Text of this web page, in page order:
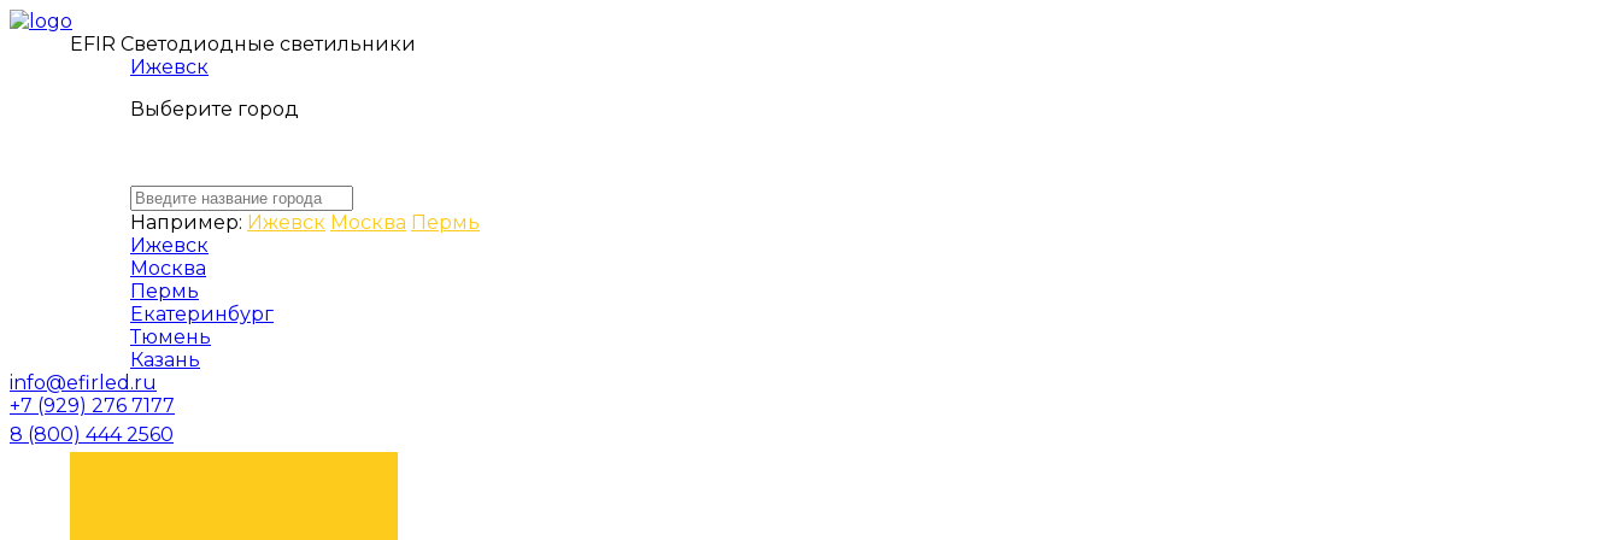
EFIR Светодиодные светильники
Ижевск
Выберите город
Например: Ижевск Москва Пермь
Ижевск
Москва
Пермь
Екатеринбург
Тюмень
Казань
info@efirled.ru
+7 (929) 276 7177
8 (800) 444 2560